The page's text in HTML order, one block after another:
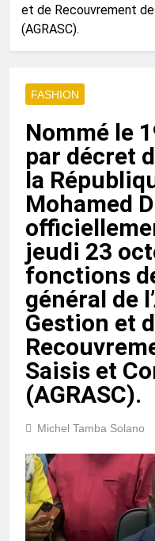
et de Recouvrement
(AGRASC).
FASHION
Nommé le
par décret
la
Mohamed
jeudi 23
fonctions
général de
Gestion et
Saisis et
(AGRASC).
Michel Tamba Solano